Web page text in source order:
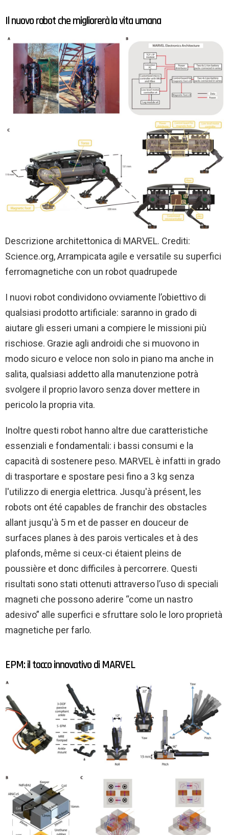
Il nuovo robot che migliorerà la vita umana
Descrizione architettonica di MARVEL. Crediti:
Science.org, Arrampicata agile e versatile su superfici
ferromagnetiche con un robot quadrupede
I nuovi robot condividono ovviamente l’obiettivo di
qualsiasi prodotto artificiale: saranno in grado di
aiutare gli esseri umani a compiere le missioni più
rischiose. Grazie agli androidi che si muovono in
modo sicuro e veloce non solo in piano ma anche in
salita, qualsiasi addetto alla manutenzione potrà
svolgere il proprio lavoro senza dover mettere in
pericolo la propria vita.
Inoltre questi robot hanno altre due caratteristiche
essenziali e fondamentali: i bassi consumi e la
capacità di sostenere peso. MARVEL è infatti in grado
di trasportare e spostare pesi fino a 3 kg senza
l'utilizzo di energia elettrica. Jusqu'à présent, les
robots ont été capables de franchir des obstacles
allant jusqu'à 5 m et de passer en douceur de
surfaces planes à des parois verticales et à des
plafonds, même si ceux-ci étaient pleins de
poussière et donc difficiles à percorrere. Questi
risultati sono stati ottenuti attraverso l’uso di speciali
magneti che possono aderire “come un nastro
adesivo” alle superfici e sfruttare solo le loro proprietà
magnetiche per farlo.
EPM: il tocco innovativo di MARVEL